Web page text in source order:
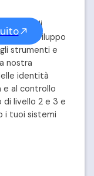
di
dallo sviluppo
strumenti e
nostra
identità
e al controllo
di livello 2 e 3 e
i tuoi sistemi